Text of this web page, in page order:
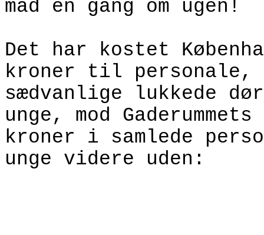
mad én gang om ugen!
Det har kostet
kroner til
sædvanlige lukkede
unge, mod
kroner i samlede
unge videre uden: